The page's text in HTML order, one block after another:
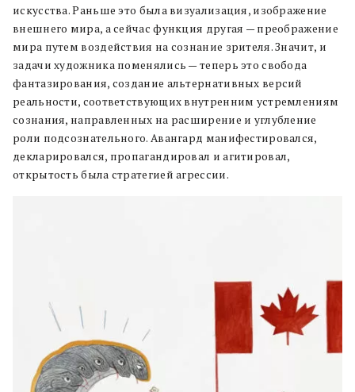
искусства. Раньше это была визуализация, изображение
внешнего мира, а сейчас функция другая — преображение
мира путем воздействия на сознание зрителя. Значит, и
задачи художника поменялись — теперь это свобода
фантазирования, создание альтернативных версий
реальности, соответствующих внутренним устремлениям
сознания, направленных на расширение и углубление
роли подсознательного. Авангард манифестировался,
декларировался, пропагандировал и агитировал,
открытость была стратегией агрессии.